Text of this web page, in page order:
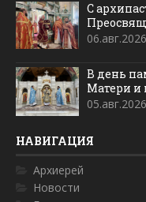
С
06.авг.2026
В день
Матери и
05.авг.2026
НАВИГАЦИЯ
Архиерей
Новости